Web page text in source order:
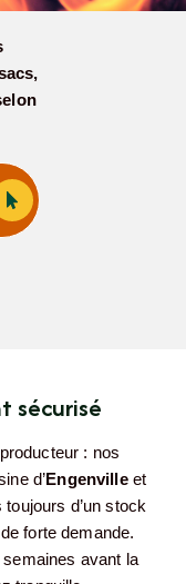
sécurisé
: nos
d’Engenvilleet
d’un stock
forte demande.
avant la